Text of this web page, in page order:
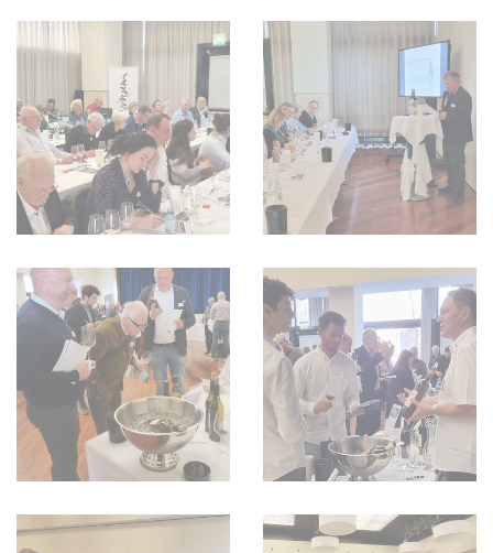
VINOPHILES
AVANTAGES
GUIDE MILLÉSIMES
ABONNER
RECHERCHE VINS
NEWSLETTER
GUIDE DU VIGNOBLE
WINE TRADE CLUB
OFFRES D'EMPLOIS
PUBLICITÉ
PRESSE
MENTIONS LÉGALES
CGV & PROTECTION DES
DONNÉES